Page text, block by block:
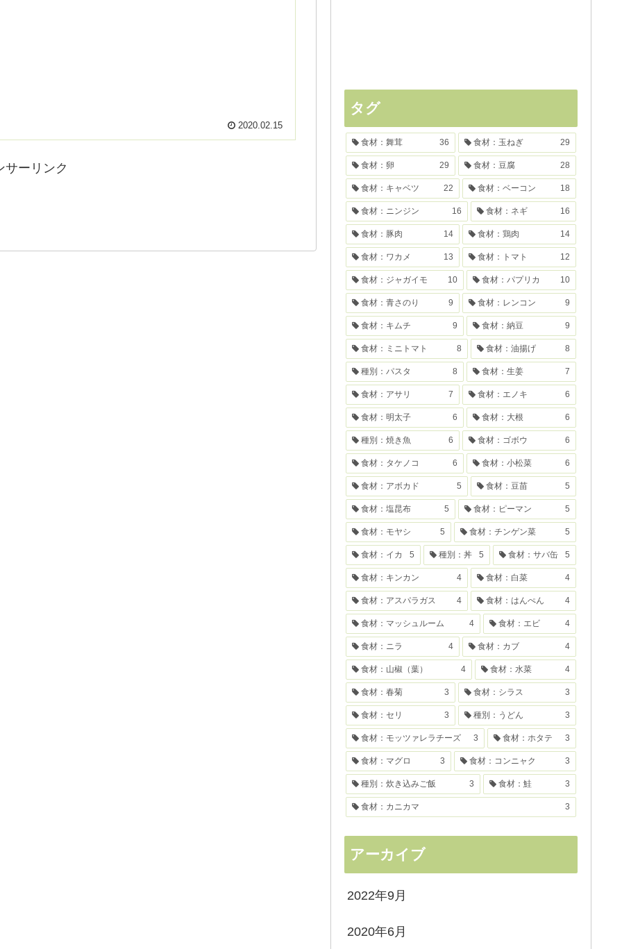
2020.02.15
サーリンク
タグ
食材：舞茸 36 食材：玉ねぎ 29
食材：卵 29 食材：豆腐 28
食材：キャベツ 22 食材：ベーコン 18
食材：ニンジン 16 食材：ネギ 16
食材：豚肉 14 食材：鶏肉 14
食材：ワカメ 13 食材：トマト 12
食材：ジャガイモ 10 食材：パプリカ 10
食材：青さのり 9 食材：レンコン 9
食材：キムチ 9 食材：納豆 9
食材：ミニトマト 8 食材：油揚げ 8
種別：パスタ 8 食材：生姜 7
食材：アサリ 7 食材：エノキ 6
食材：明太子 6 食材：大根 6
種別：焼き魚 6 食材：ゴボウ 6
食材：タケノコ 6 食材：小松菜 6
食材：アボカド 5 食材：豆苗 5
食材：塩昆布 5 食材：ピーマン 5
食材：モヤシ 5 食材：チンゲン菜 5
食材：イカ 5 種別：丼 5 食材：サバ缶 5
食材：キンカン 4 食材：白菜 4
食材：アスパラガス 4 食材：はんぺん 4
食材：マッシュルーム 4 食材：エビ 4
食材：ニラ 4 食材：カブ 4
食材：山椒（葉） 4 食材：水菜 4
食材：春菊 3 食材：シラス 3
食材：セリ 3 種別：うどん 3
食材：モッツァレラチーズ 3 食材：ホタテ 3
食材：マグロ 3 食材：コンニャク 3
種別：炊き込みご飯 3 食材：鮭 3
食材：カニカマ 3
アーカイブ
2022年9月
2020年6月